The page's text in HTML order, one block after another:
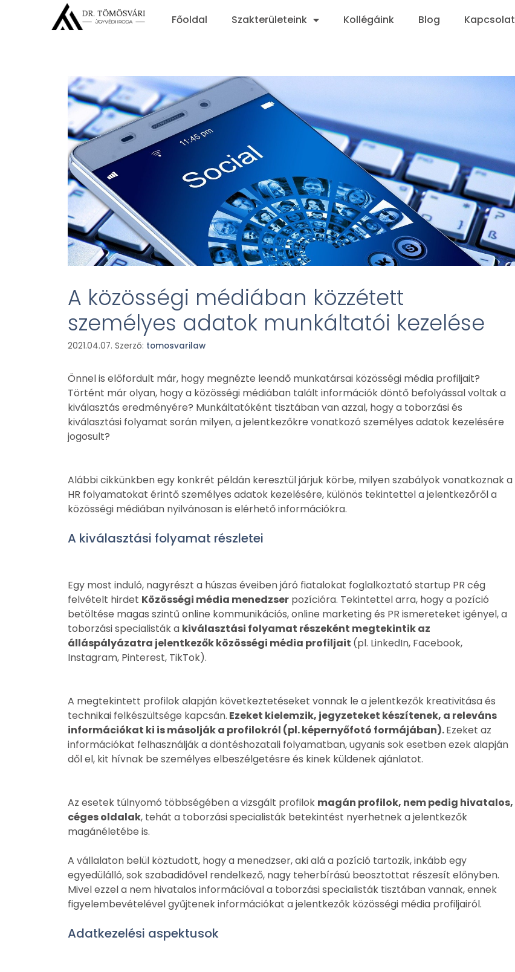
Főoldal Szakterületeink Kollégáink Blog Kapcsolat
A közösségi médiában közzétett
személyes adatok munkáltatói kezelése
2021.04.07. Szerző: tomosvarilaw
Önnel is előfordult már, hogy megnézte leendő munkatársai közösségi média profiljait?
Történt már olyan, hogy a közösségi médiában talált információk döntő befolyással voltak a
kiválasztás eredményére? Munkáltatóként tisztában van azzal, hogy a toborzási és
kiválasztási folyamat során milyen, a jelentkezőkre vonatkozó személyes adatok kezelésére
jogosult?
Alábbi cikkünkben egy konkrét példán keresztül járjuk körbe, milyen szabályok vonatkoznak a
HR folyamatokat érintő személyes adatok kezelésére, különös tekintettel a jelentkezőről a
közösségi médiában nyilvánosan is elérhető információkra.
A kiválasztási folyamat részletei
Egy most induló, nagyrészt a húszas éveiben járó fiatalokat foglalkoztató startup PR cég
felvételt hirdet Közösségi média menedzser pozícióra. Tekintettel arra, hogy a pozíció
betöltése magas szintű online kommunikációs, online marketing és PR ismereteket igényel, a
toborzási specialisták a kiválasztási folyamat részeként megtekintik az
álláspályázatra jelentkezők közösségi média profiljait (pl. LinkedIn, Facebook,
Instagram, Pinterest, TikTok).
A megtekintett profilok alapján következtetéseket vonnak le a jelentkezők kreativitása és
technikai felkészültsége kapcsán. Ezeket kielemzik, jegyzeteket készítenek, a releváns
információkat ki is másolják a profilokról (pl. képernyőfotó formájában).Ezeket az
információkat felhasználják a döntéshozatali folyamatban, ugyanis sok esetben ezek alapján
dől el, kit hívnak be személyes elbeszélgetésre és kinek küldenek ajánlatot.
Az esetek túlnyomó többségében a vizsgált profilok magán profilok, nem pedig hivatalos,
céges oldalak, tehát a toborzási specialisták betekintést nyerhetnek a jelentkezők
magánéletébe is.
A vállalaton belül köztudott, hogy a menedzser, aki alá a pozíció tartozik, inkább egy
egyedülálló, sok szabadidővel rendelkező, nagy teherbírású beosztottat részesít előnyben.
Mivel ezzel a nem hivatalos információval a toborzási specialisták tisztában vannak, ennek
figyelembevételével gyűjtenek információkat a jelentkezők közösségi média profiljairól.
Adatkezelési aspektusok